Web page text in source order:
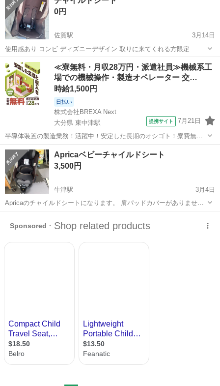
整のクッションも付いてない為、厳密には首すわり後から使えるかと
思...
0円
佐賀駅
3月14日
使用感あり コンビ ディズニーデザイン 取りに来てくれる方限定
佐賀 佐賀市 佐賀駅 ベビー用品 コンビ
≪寮無料・月収28万円・派遣社員≫機械系工
場での機械操作・製造オペレーター 交…
時給1,500円
日払い
株式会社BREXA Next
大分県 東中津駅
提携サイト 7月21日
半導体装置の製造業務！活躍中！安定した長期のオシゴト！寮費無料
★赴任旅費会社負担◎20代～40代の男性活躍中★未経験活躍中！高時
給1,500円！《大分県中津市》 人気の工場のお仕事 ◇半導体装置内部
のシート製造◇ ＊クリー...
大分 中津市
Apricaベビーチャイルドシート
3,500円
牛津駅
3月4日
Apricaのチャイルドシートになります。 肩パッドカバーがありませ
ん。 回転式で新生児から使えます。 取り扱い、取り付けの説明書もあ
ります。